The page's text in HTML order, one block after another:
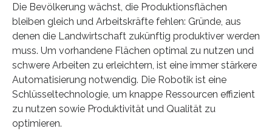
Die Bevölkerung wächst, die Produktionsflächen
bleiben gleich und Arbeitskräfte fehlen: Gründe, aus
denen die Landwirtschaft zukünftig produktiver werden
muss. Um vorhandene Flächen optimal zu nutzen und
schwere Arbeiten zu erleichtern, ist eine immer stärkere
Automatisierung notwendig. Die Robotik ist eine
Schlüsseltechnologie, um knappe Ressourcen effizient
zu nutzen sowie Produktivität und Qualität zu
optimieren.